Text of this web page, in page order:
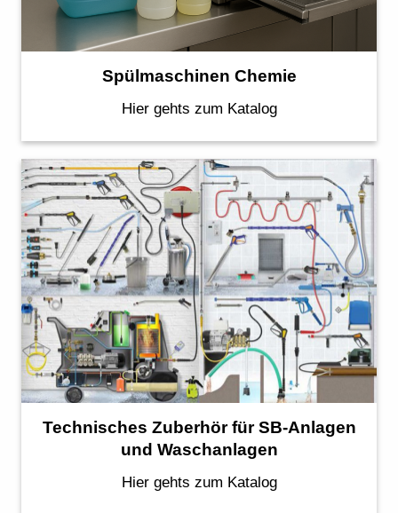
Spülmaschinen Chemie
Hier gehts zum Katalog
Technisches Zuberhör für SB-Anlagen
und Waschanlagen
Hier gehts zum Katalog